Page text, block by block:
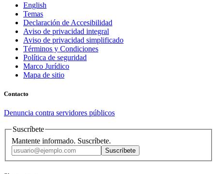
English
Temas
Declaración de Accesibilidad
Aviso de privacidad integral
Aviso de privacidad simplificado
Términos y Condiciones
Política de seguridad
Marco Jurídico
Mapa de sitio
Contacto
Denuncia contra servidores públicos
Suscríbete
Mantente informado. Suscríbete.
Suscríbete